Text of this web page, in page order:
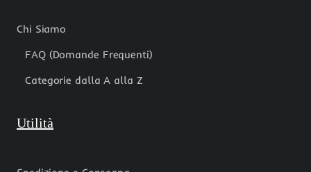
Chi Siamo
FAQ (Domande Frequenti)
Categorie dalla A alla Z
Utilità